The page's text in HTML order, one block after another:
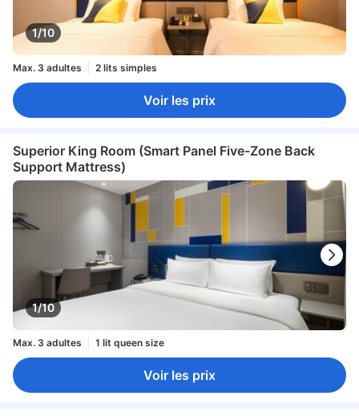
1/10
Max. 3 adultes 2 lits simples
Voir les prix
Superior King Room (Smart Panel Five-Zone Back
Support Mattress)
1/10
Max. 3 adultes 1 lit queen size
Voir les prix